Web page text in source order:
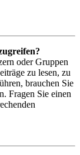
oder Gruppen
zu lesen, zu
brauchen Sie
Fragen Sie einen